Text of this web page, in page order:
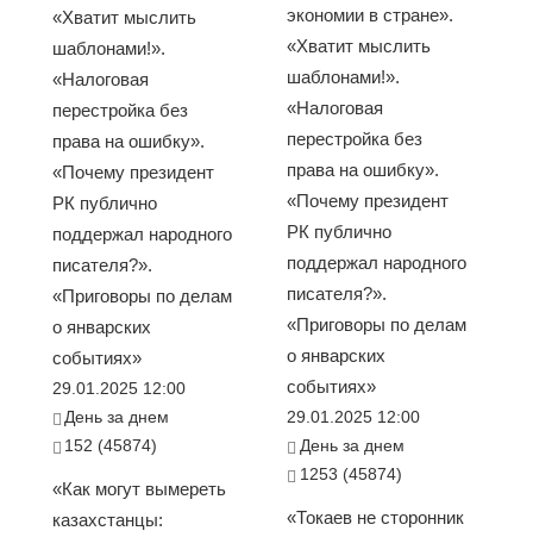
«Хватит мыслить
шаблонами!».
«Налоговая
перестройка без
права на ошибку».
«Почему президент
РК публично
поддержал народного
писателя?».
«Приговоры по делам
о январских
событиях»
29.01.2025 12:00
День за днем
152 (45874)
«Как могут вымереть
казахстанцы:
экономии в стране».
«Хватит мыслить
шаблонами!».
«Налоговая
перестройка без
права на ошибку».
«Почему президент
РК публично
поддержал народного
писателя?».
«Приговоры по делам
о январских
событиях»
29.01.2025 12:00
День за днем
1253 (45874)
«Токаев не сторонник